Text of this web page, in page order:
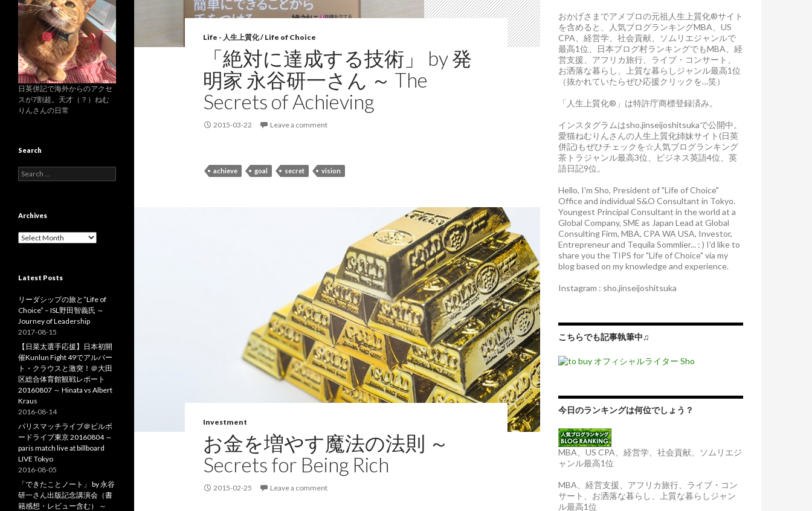
Life - 人生上質化 / Life of Choice
「絶対に達成する技術」 by 発
明家 永谷研一さん ～ The
Secrets of Achieving
2015-03-22 Leave a comment
achieve goal secret vision
Investment
お金を増やす魔法の法則 ～
Secrets for Being Rich
2015-02-25 Leave a comment
おかげさまでアメブロの元祖人生上質化®サイト
を含めると、人気ブログランキングMBA、US
CPA、経営学、社会貢献、ソムリエジャンルで
最高1位、日本ブログ村ランキングでもMBA、経
営支援、アフリカ旅行、ライブ・コンサート、
お洒落な暮らし、上質な暮らしジャンル最高1位
（抜かれていたらぜひ応援クリックを…笑）
「人生上質化®」は特許庁商標登録済み。
インスタグラムはsho.jinseijoshitsukaで公開中。
愛猫ねむりんさんの人生上質化姉妹サイト(日英
併記)もぜひチェックを☆人気ブログランキング
茶トラジャンル最高3位、ビジネス英語4位、英
語日記9位。
Hello, I'm Sho, President of "Life of Choice"
Office and individual S&O Consultant in Tokyo.
Youngest Principal Consultant in the world at a
Global Company, SME as Japan Lead at Global
Consulting Firm, MBA, CPA WA USA, Investor,
Entrepreneur and Tequila Sommlier... : ) I'd like to
share you the TIPS for "Life of Choice" via my
blog based on my knowledge and experience.
Instagram : sho.jinseijoshitsuka
こちらでも記事執筆中♫
今日のランキングは何位でしょう？
MBA、US CPA、経営学、社会貢献、ソムリエジ
ャンル最高1位
MBA、経営支援、アフリカ旅行、ライブ・コン
サート、お洒落な暮らし、上質な暮らしジャン
ル最高1位
日英併記で海外からのアクセ
スが7割超。天才（？）ねむ
りんさんの日常
Search
e
c
Archives
A
i
e
s
Latest Posts
リーダシップの旅と”Life of
Choice” – ISL野田智義氏 ～
Journey of Leadership
2017-08-15
【日菜太選手応援】日本初開
催Kunlun Fight 49でアルバー
ト・クラウスと激突！＠大田
区総合体育館観戦レポート
20160807 ～ Hinata vs Albert
Kraus
2016-08-14
パリスマッチライブ＠ビルボ
ードライブ東京 20160804 ～
paris match live at billboard
LIVE Tokyo
2016-08-05
「できたことノート」 by 永谷
研一さん出版記念講演会（書
籍感想・レビュー含む） ～